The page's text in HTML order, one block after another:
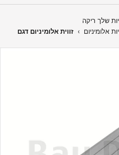
שלך ריקה
אלומיניום ›
זווית אלומיניום דגם